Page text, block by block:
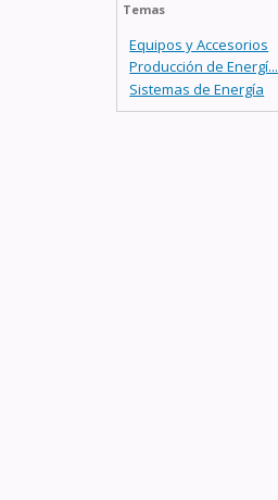
Temas
Equipos y Accesorios
Producción de Energí...
Sistemas de Energía